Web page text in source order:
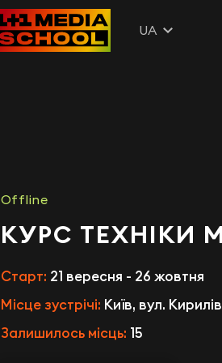
UA
Offline
КУРС ТЕХНІКИ
Старт: 21 вересня - 26 жовтня
Місце зустрічі: Київ, вул.
Залишилось місць: 15